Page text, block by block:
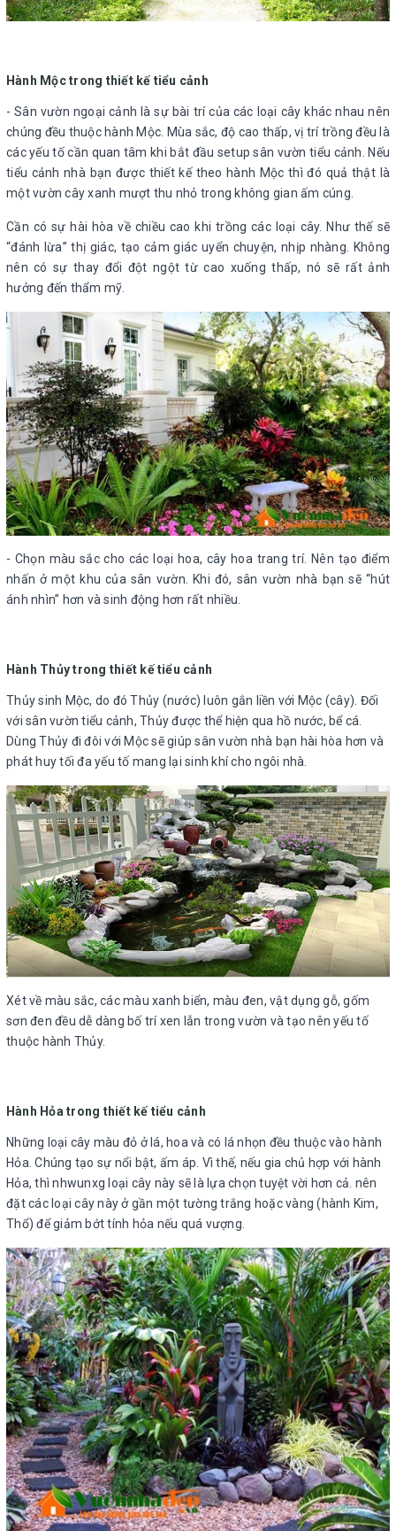
Hành Mộc trong thiết kế tiểu cảnh
- Sân vườn ngoại cảnh là sự bài trí của các loại cây khác nhau nên
chúng đều thuộc hành Mộc. Mùa sắc, độ cao thấp, vị trí trồng đều là
các yếu tố cần quan tâm khi bắt đầu setup sân vườn tiểu cảnh. Nếu
tiểu cảnh nhà bạn được thiết kế theo hành Mộc thì đó quả thật là
một vườn cây xanh mượt thu nhỏ trong không gian ấm cúng.
Cần có sự hài hòa về chiều cao khi trồng các loại cây. Như thế sẽ
“đánh lừa” thị giác, tạo cảm giác uyển chuyện, nhịp nhàng. Không
nên có sự thay đổi đột ngột từ cao xuống thấp, nó sẽ rất ảnh
hưởng đến thẩm mỹ.
- Chọn màu sắc cho các loại hoa, cây hoa trang trí. Nên tạo điểm
nhấn ở một khu của sân vườn. Khi đó, sân vườn nhà bạn sẽ “hút
ánh nhìn” hơn và sinh động hơn rất nhiều.
Hành Thủy trong thiết kế tiểu cảnh
Thủy sinh Mộc, do đó Thủy (nước) luôn gắn liền với Mộc (cây). Đối
với sân vườn tiểu cảnh, Thủy được thể hiện qua hồ nước, bể cá.
Dùng Thủy đi đôi với Mộc sẽ giúp sân vườn nhà bạn hài hòa hơn và
phát huy tối đa yếu tố mang lại sinh khí cho ngôi nhà.
Xét về màu sắc, các màu xanh biển, màu đen, vật dụng gỗ, gốm
sơn đen đều dễ dàng bố trí xen lẫn trong vườn và tạo nên yếu tố
thuộc hành Thủy.
Hành Hỏa trong thiết kế tiểu cảnh
Những loại cây màu đỏ ở lá, hoa và có lá nhọn đều thuộc vào hành
Hỏa. Chúng tạo sự nổi bật, ấm áp. Vì thế, nếu gia chủ hợp với hành
Hỏa, thì nhwunxg loại cây này sẽ là lựa chọn tuyệt vời hơn cả. nên
đặt các loại cây này ở gần một tường trắng hoặc vàng (hành Kim,
Thổ) để giảm bớt tính hỏa nếu quá vượng.